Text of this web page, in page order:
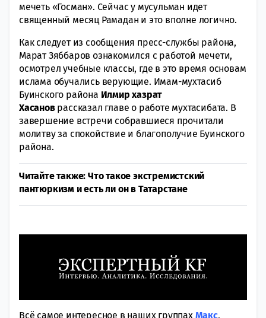
мечеть «Госман». Сейчас у мусульман идет
священный месяц Рамадан и это вполне логично.
Как следует из сообщения пресс-службы района,
Марат Зяббаров ознакомился с работой мечети,
осмотрел учебные классы, где в это время основам
ислама обучались верующие. Имам-мухтасиб
Буинского района Илмир хазрат
Хасанов рассказал главе о работе мухтасибата. В
завершение встречи собравшиеся прочитали
молитву за спокойствие и благополучие Буинского
района.
Читайте также: Что такое экстремистский
пантюркизм и есть ли он в Татарстане
Всё самое интересное в наших группах Макс,